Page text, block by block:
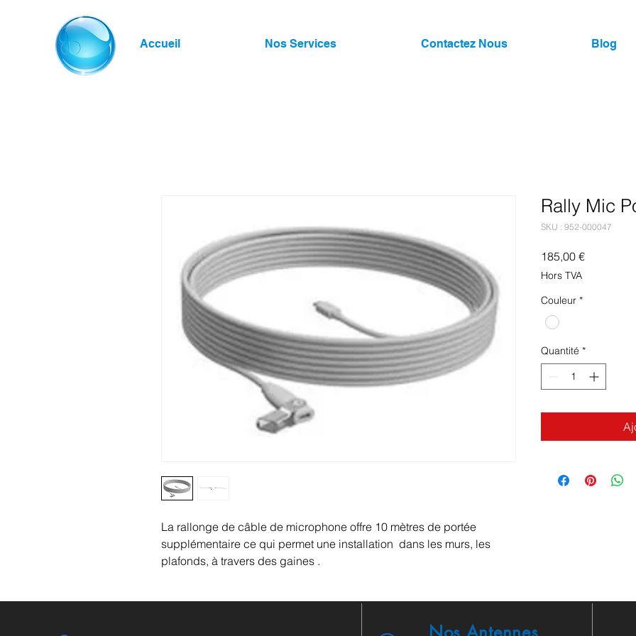
Accueil Nos Services Contactez Nous Blog
La rallonge de câble de microphone offre 10 mètres de portée
supplémentaire ce qui permet une installation dans les murs, les
plafonds, à travers des gaines .
Rally Mic
SKU : 952-000047
185,00 €Prix
Hors TVA
Couleur *
Quantité *